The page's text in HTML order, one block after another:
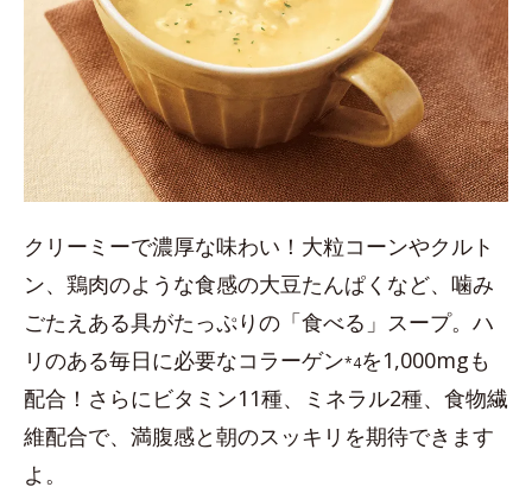
クリーミーで濃厚な味わい！大粒コーンやクルト
ン、鶏肉のような食感の大豆たんぱくなど、噛み
ごたえある具がたっぷりの「食べる」スープ。ハ
リのある毎日に必要なコラーゲン*4を1,000mgも
配合！さらにビタミン11種、ミネラル2種、食物繊
維配合で、満腹感と朝のスッキリを期待できます
よ。